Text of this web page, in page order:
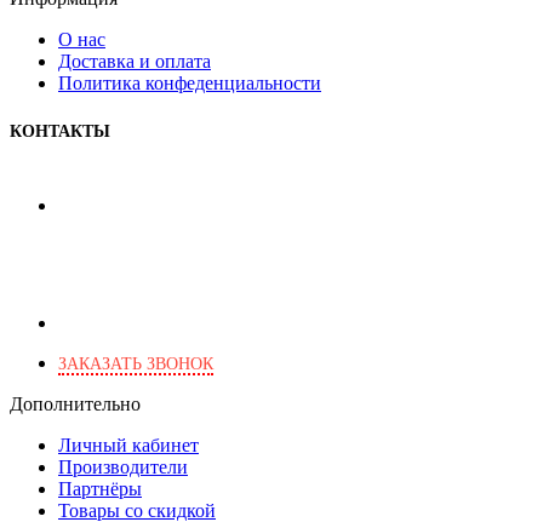
О нас
Доставка и оплата
Политика конфеденциальности
КОНТАКТЫ
ЗАКАЗАТЬ ЗВОНОК
Дополнительно
Личный кабинет
Производители
Партнёры
Товары со скидкой